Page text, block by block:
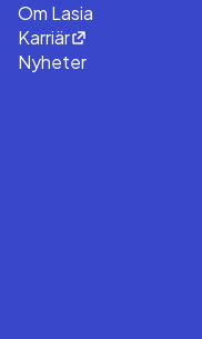
Om Lasia
Karriär
Nyheter